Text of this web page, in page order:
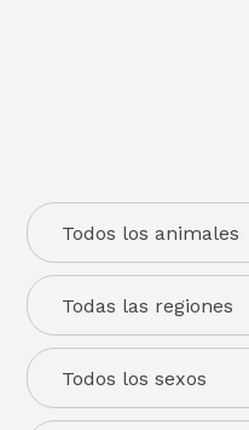
Todas las regiones
Todos los animales
Todos los sexos